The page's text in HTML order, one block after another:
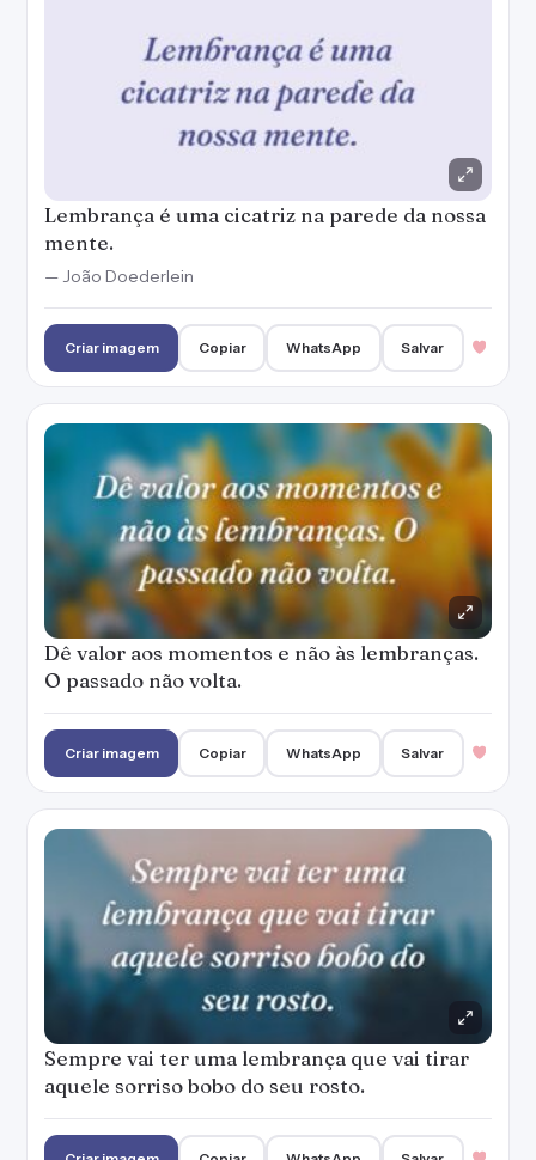
Lembrança é uma cicatriz na parede da nossa
mente.
— João Doederlein
Criar imagem Copiar WhatsApp Salvar
Dê valor aos momentos e não às lembranças.
O passado não volta.
Criar imagem Copiar WhatsApp Salvar
Sempre vai ter uma lembrança que vai tirar
aquele sorriso bobo do seu rosto.